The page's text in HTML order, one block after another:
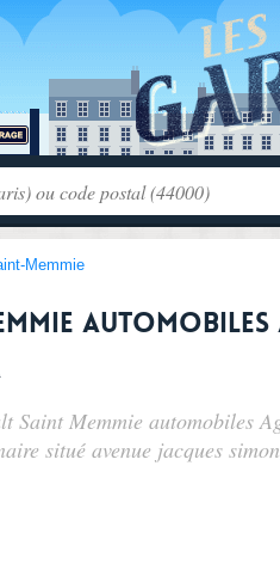
Memmie
automobiles
Saint Memmie automobiles
situé avenue jacques simon